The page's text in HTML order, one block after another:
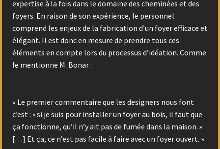
expertise à la fois dans le domaine des cheminées et des
foyers. En raison de son expérience, le personnel
comprend les enjeux de la fabrication d’un foyer efficace et
élégant. Il est donc en mesure de prendre tous ces
éléments en compte lors du processus d’idéation. Comme
le mentionne M. Bonar :
« Le premier commentaire que les designers nous font
c’est : « si je suis pour installer un foyer au bois, il faut que
ça fonctionne, qu’il n’y ait pas de fumée dans la maison. »
[…] Et ça, ce n’est pas facile à faire avec un foyer ouvert. »